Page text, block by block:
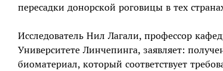
пересадки донорской роговицы в тех
Исследователь Нил Лагали, профессор
Университете Линчепинга, заявляет:
биоматериал, который соответствует